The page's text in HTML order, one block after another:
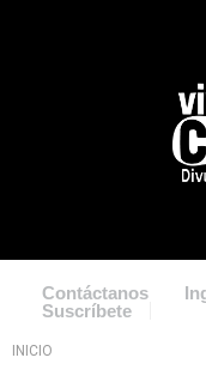
Contáctanos
Suscríbete
Usted está aquí
INICIO